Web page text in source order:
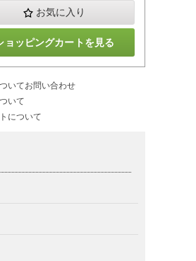
お気に入り
ョッピングカートを見る
いてお問い合わせ
いて
について